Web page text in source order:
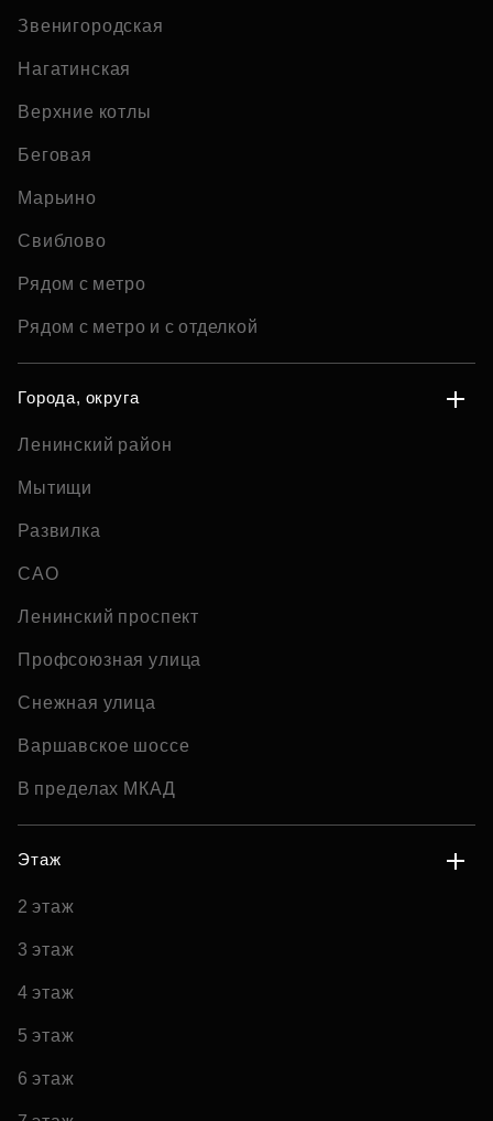
Звенигородская
Нагатинская
Верхние котлы
Беговая
Марьино
Свиблово
Рядом с метро
Рядом с метро и с отделкой
Города, округа
Ленинский район
Мытищи
Развилка
САО
Ленинский проспект
Профсоюзная улица
Снежная улица
Варшавское шоссе
В пределах МКАД
Этаж
2 этаж
3 этаж
4 этаж
5 этаж
6 этаж